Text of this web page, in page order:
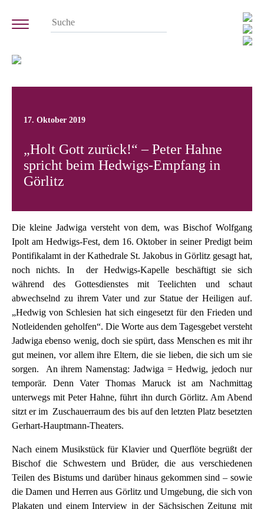
17. Oktober 2019
„Holt Gott zurück!“ – Peter Hahne
spricht beim Hedwigs-Empfang in
Görlitz
Die kleine Jadwiga versteht von dem, was Bischof Wolfgang
Ipolt am Hedwigs-Fest, dem 16. Oktober in seiner Predigt beim
Pontifikalamt in der Kathedrale St. Jakobus in Görlitz gesagt hat,
noch nichts. In der Hedwigs-Kapelle beschäftigt sie sich
während des Gottesdienstes mit Teelichten und schaut
abwechselnd zu ihrem Vater und zur Statue der Heiligen auf.
„Hedwig von Schlesien hat sich eingesetzt für den Frieden und
Notleidenden geholfen“. Die Worte aus dem Tagesgebet versteht
Jadwiga ebenso wenig, doch sie spürt, dass Menschen es mit ihr
gut meinen, vor allem ihre Eltern, die sie lieben, die sich um sie
sorgen. An ihrem Namenstag: Jadwiga = Hedwig, jedoch nur
temporär. Denn Vater Thomas Maruck ist am Nachmittag
unterwegs mit Peter Hahne, führt ihn durch Görlitz. Am Abend
sitzt er im Zuschauerraum des bis auf den letzten Platz besetzten
Gerhart-Hauptmann-Theaters.
Nach einem Musikstück für Klavier und Querflöte begrüßt der
Bischof die Schwestern und Brüder, die aus verschiedenen
Teilen des Bistums und darüber hinaus gekommen sind – sowie
die Damen und Herren aus Görlitz und Umgebung, die sich von
Plakaten und einem Interview in der Sächsischen Zeitung mit